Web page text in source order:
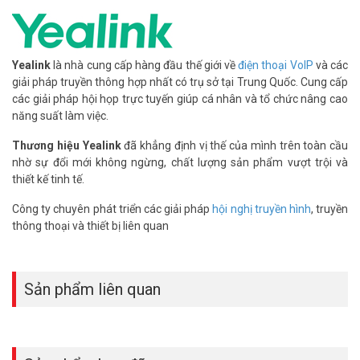
Tương thích rộng rãi
nền tảng họp trực tuyến phổ biến như Zoom, Microsoft Teams,
Skype for Business.
WH63 Portable có các phím điều khiển tiện lợi, hỗ trợ trả lời/từ chối
Yealink là nhà cung cấp hàng đầu thế giới vềđiện thoại VoIP và các
giải pháp truyền thông hợp nhất có trụ sở tại Trung Quốc. Cung cấp
các giải pháp hội họp trực tuyến giúp cá nhân và tổ chức nâng cao
năng suất làm việc.
Thương hiệu Yealinkđã khẳng định vị thế của mình trên toàn cầu
nhờ sự đổi mới không ngừng, chất lượng sản phẩm vượt trội và
thiết kế tinh tế.
Công ty chuyên phát triển các giải pháp hội nghị truyền hình, truyền
thông thoại và thiết bị liên quan
Sản phẩm liên quan